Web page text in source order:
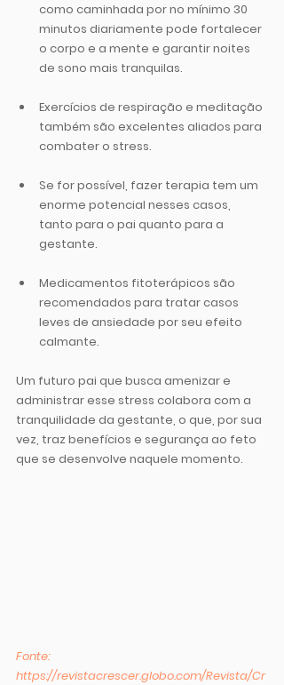
como caminhada por no mínimo 30
minutos diariamente pode fortalecer
o corpo e a mente e garantir noites
de sono mais tranquilas.
Exercícios de respiração e meditação
também são excelentes aliados para
combater o stress.
Se for possível, fazer terapia tem um
enorme potencial nesses casos,
tanto para o pai quanto para a
gestante.
Medicamentos fitoterápicos são
recomendados para tratar casos
leves de ansiedade por seu efeito
calmante.
Um futuro pai que busca amenizar e
administrar esse stress colabora com a
tranquilidade da gestante, o que, por sua
vez, traz benefícios e segurança ao feto
que se desenvolve naquele momento.
Fonte:
https://revistacrescer.globo.com/Revista/Cr